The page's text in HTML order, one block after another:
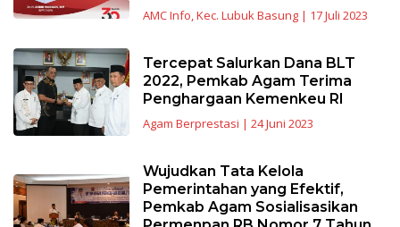
AMC Info Kec. Lubuk Basung| 17 Juli 2023
Tercepat Salurkan Dana BLT
2022, Pemkab Agam Terima
Penghargaan Kemenkeu RI
Agam Berprestasi | 24 Juni 2023
Wujudkan Tata Kelola
Pemerintahan yang Efektif,
Pemkab Agam Sosialisasikan